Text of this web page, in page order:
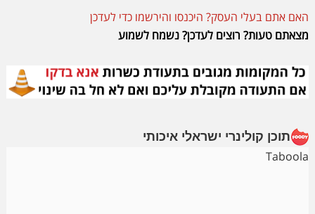
האם אתם בעלי העסק? היכנסו והירשמו כדי לעדכן
מצאתם טעות? רוצים לעדכן? נשמח לשמוע
תוכן קולינרי ישראלי איכותי
Taboola